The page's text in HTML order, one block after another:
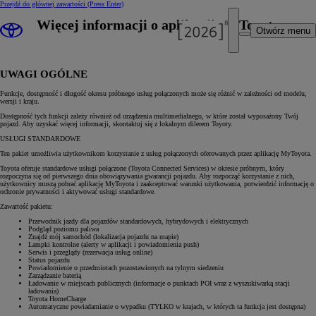
Przejdź do głównej zawartości (Press Enter)
Otwórz menu
Więcej informacji o aplikacji MyToyota
UWAGI OGÓLNE
Funkcje, dostępność i długość okresu próbnego usług połączonych może się różnić w zależności od modelu,
wersji i kraju.
Dostępność tych funkcji zależy również od urządzenia multimedialnego, w które został wyposażony Twój
pojazd. Aby uzyskać więcej informacji, skontaktuj się z lokalnym dilerem Toyoty.
USŁUGI STANDARDOWE
Ten pakiet umożliwia użytkownikom korzystanie z usług połączonych oferowanych przez aplikację MyToyota.
Toyota oferuje standardowe usługi połączone (Toyota Connected Services) w okresie próbnym, który
rozpoczyna się od pierwszego dnia obowiązywania gwarancji pojazdu. Aby rozpocząć korzystanie z nich,
użytkownicy muszą pobrać aplikację MyToyota i zaakceptować warunki użytkowania, potwierdzić informację o
ochronie prywatności i aktywować usługi standardowe.
Zawartość pakietu:
Przewodnik jazdy dla pojazdów standardowych, hybrydowych i elektrycznych
Podgląd poziomu paliwa
Znajdź mój samochód (lokalizacja pojazdu na mapie)
Lampki kontrolne (alerty w aplikacji i powiadomienia push)
Serwis i przeglądy (rezerwacja usług online)
Status pojazdu
Powiadomienie o przedmiotach pozostawionych na tylnym siedzeniu
Zarządzanie baterią
Ładowanie w miejscach publicznych (informacje o punktach POI wraz z wyszukiwarką stacji
ładowania)
Toyota HomeCharge
Automatyczne powiadamianie o wypadku (TYLKO w krajach, w których ta funkcja jest dostępna)